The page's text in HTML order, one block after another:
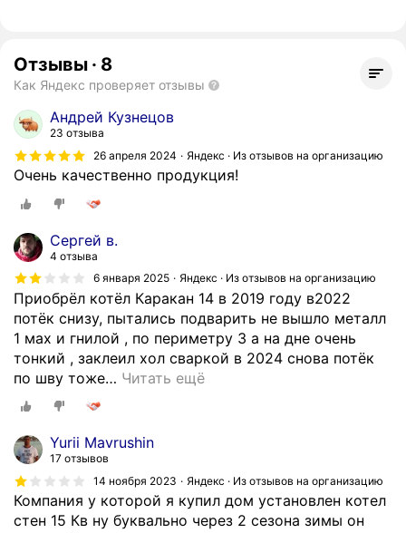
Отзывы · 8
Как Яндекс проверяет отзывы
Андрей Кузнецов
23 отзыва
26 апреля 2024
Яндекс · Из отзывов на организацию
Очень качественно продукция!
Сергей в.
4 отзыва
6 января 2025
Яндекс · Из отзывов на организацию
Приобрёл котёл Каракан 14 в 2019 году в2022
потёк снизу, пытались подварить не вышло металл
1 мах и гнилой , по периметру 3 а на дне очень
тонкий , заклеил хол сваркой в 2024 снова потёк
по шву тоже… Читать ещё
Yurii Mavrushin
17 отзывов
14 ноября 2023
Яндекс · Из отзывов на организацию
Компания у которой я купил дом установлен котел
стен 15 Кв ну буквально через 2 сезона зимы он